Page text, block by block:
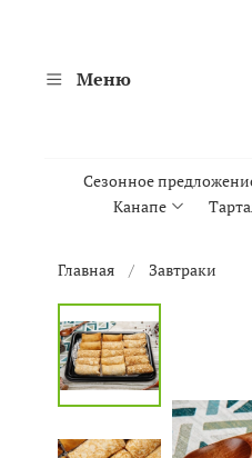
Меню
Сезонное
Канапе
Главная
Завтраки